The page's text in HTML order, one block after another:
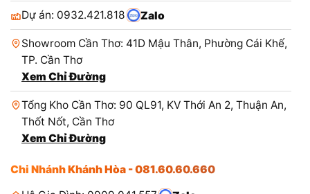
Dự án: 0932.421.818 Zalo
Showroom Cần Thơ: 41D Mậu Thân, Phường Cái Khế,
TP. Cần Thơ
Xem Chỉ Đường
Tổng Kho Cần Thơ: 90 QL91, KV Thới An 2, Thuận An,
Thốt Nốt, Cần Thơ
Xem Chỉ Đường
Chi Nhánh Khánh Hòa - 081.60.60.660